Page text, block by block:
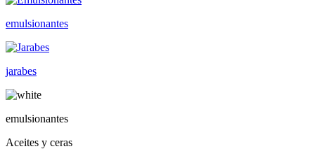
emulsionantes
jarabes
emulsionantes
Aceites y ceras